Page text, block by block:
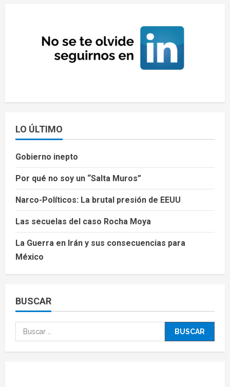
LO ÚLTIMO
Gobierno inepto
Por qué no soy un “Salta Muros”
Narco-Políticos: La brutal presión de EEUU
Las secuelas del caso Rocha Moya
La Guerra en Irán y sus consecuencias para
México
BUSCAR